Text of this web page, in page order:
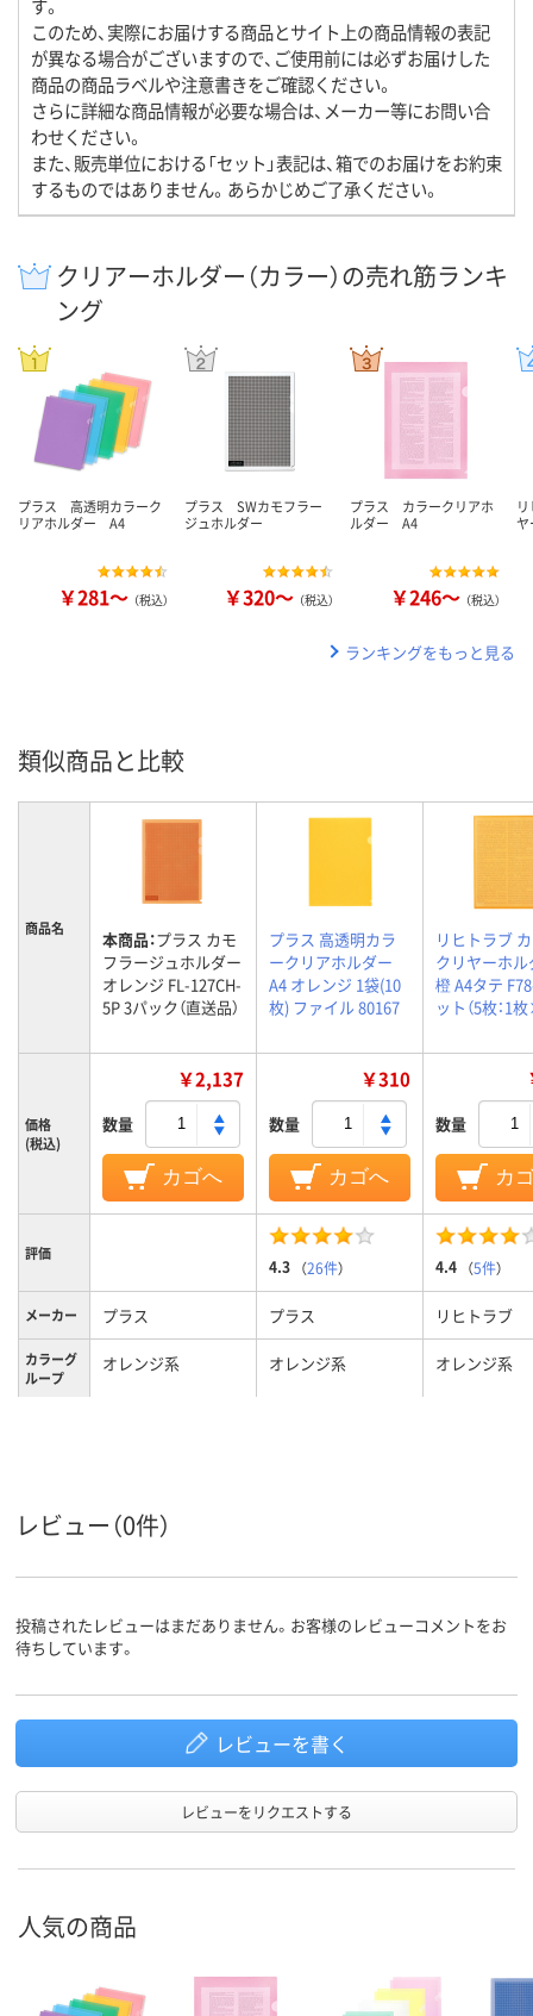
このため、実際にお届けする商品とサイト上の商品情報の表記
が異なる場合がございますので、ご使用前には必ずお届けした
商品の商品ラベルや注意書きをご確認ください。
さらに詳細な商品情報が必要な場合は、メーカー等にお問い合
わせください。
また、販売単位における「セット」表記は、箱でのお届けをお約束
するものではありません。あらかじめご了承ください。
クリアーホルダー（カラー）の売れ筋ランキ
ング
プラス 高透明カラーク
リアホルダー A4
￥281～ （税込）
プラス SWカモフラー
ジュホルダー
￥320～ （税込）
プラス カラークリアホ
ルダー A4
￥246～ （税込）
ヤ
ランキングをもっと見る
類似商品と比較
商品名 本商品：プラス カモ
フラージュホルダー
オレンジ FL-127CH-
5P 3パック（直送品）
プラス 高透明カラ
ークリアホルダー
A4 オレンジ 1袋(10
枚) ファイル 80167
リヒトラブ
クリヤーホル
橙 A4タテ
ット（5枚：1
価格
(税込)
￥2,137
数量
カゴへ
￥310
数量
カゴへ
数量
カ
評価
4.3 （26件） 4.4 （5件）
メーカー プラス プラス リヒトラブ
カラーグ
ループ
オレンジ系 オレンジ系 オレンジ系
レビュー（0件）
投稿されたレビューはまだありません。お客様のレビューコメントをお
待ちしています。
レビューを書く
レビューをリクエストする
人気の商品